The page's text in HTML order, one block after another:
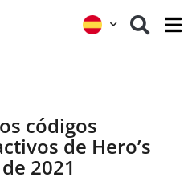
códigos
de Hero’s
2021